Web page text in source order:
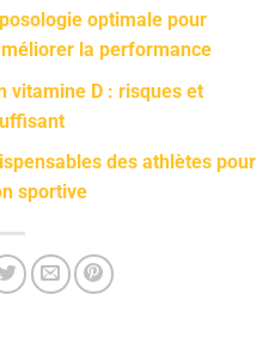
optimale pour
la performance
vitamine D : risques et
des athlètes pour
sportive